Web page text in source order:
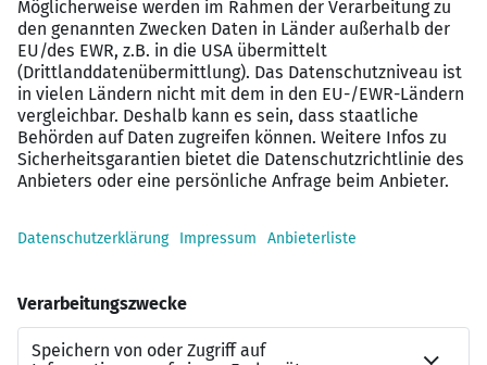
Erste Baustellenerfahrung von Vorteil
Reisebereitschaft im erweiterten Rhein-Main-
Gebiet, ca. 100 km rund um Frankfurt am Main
“Haben wir Ihr “HIGH POTENTIAL”
geweckt?
Warum zögern Sie noch? Ergreifen Sie jetzt Ihre Chance!
Bewerben Sie sich noch heute per E-Mail oder rufen Sie
uns an. Wir unterstützen Sie diskret, persönlich und
kostenlos.